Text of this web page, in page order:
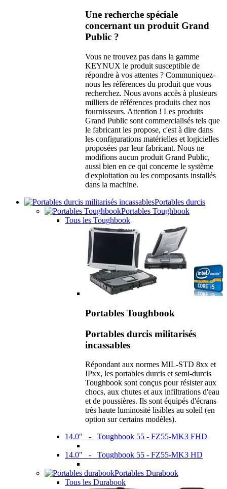
Une recherche spéciale
concernant un produit Grand
Public ?
Vous ne trouvez pas dans la gamme
KEYNUX le produit susceptible de
répondre à vos attentes ? Communiquez-
nous les références du produit que vous
recherchez. Nous avons accès à plusieurs
milliers de références produits chez nos
fournisseurs. Attention ! Les produits
Grand Public sont commercialisés tels que
le fabricant les propose, c'est à dire dans
les configurations matérielles et logicielles
proposées par leur fabricant. Nous ne
modifions aucun produit Grand Public,
aussi bien en ce qui concerne le système
d'exploitation ou les composants installés
dans la machine.
Portables durcis
Portables Toughbook
Tous les Toughbook
Portables Toughbook
Portables durcis militarisés
incassables
Répondant aux normes MIL-STD 8xx et
IPxx, les portables durcis et semi-durcis
Toughbook sont conçus pour résister aux
chocs, aux chutes et aux infiltrations d'eau
et de poussières. Ils sont équipés d'écrans
très haute luminosité lisibles au soleil (en
option sur certains modèles).
14.0" - Toughbook 55 - FZ55-MK3 FHD
14.0" - Toughbook 55 - FZ55-MK3 HD
Portables Durabook
Tous les Durabook